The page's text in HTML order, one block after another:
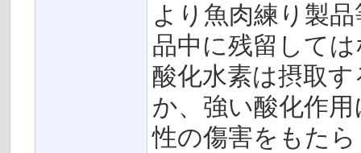
より魚肉練り製
品中に残留して
酸化水素は摂取
か、強い酸化作
性の傷害をもた